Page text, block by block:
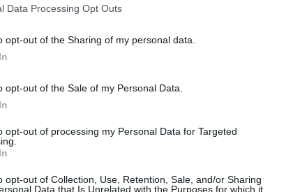
Data Processing Opt Outs
opt-out of the Sharing of my personal data.
opt-out of the Sale of my Personal Data.
opt-out of processing my Personal Data for Targeted
opt-out of Collection, Use, Retention, Sale, and/or Sharing
Data that Is Unrelated with the Purposes for which it
unas características especiales en cuanto a
para el BMWM3 2011Lafibrade
lamina transparente que lo hace resistente a los
y evita que el color se vuelva amarillento